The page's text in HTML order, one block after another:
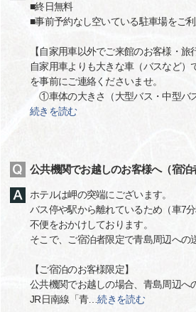
■終日無料
■事前予約なし空いている駐車場をご
【自家用車以外でご来館のお客様・旅
自家用車よりも大きな車（バスなど）
を事前にご連絡くださいませ。
①車体の大きさ（大型バス・中型バ
続きを読む
公共機関でお越しのお客様へ（宿泊
ホテルは岬の突端にございます。
バス停や駅から離れているため（車7
不便をおかけしております。
そこで、ご宿泊者限定で青島周辺への
【ご宿泊のお客様限定】
公共機関でお越しの場合、青島周辺へ
JR日南線「青…続きを読む